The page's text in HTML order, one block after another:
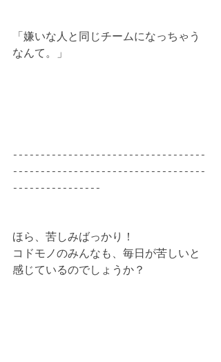
「嫌いな人と同じチームになっちゃう
なんて。」
-----------------------------------
-----------------------------------
----------------
ほら、苦しみばっかり！
コドモノのみんなも、毎日が苦しいと
感じているのでしょうか？